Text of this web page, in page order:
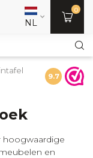
NL
0
9.7
hoogwaardige
en